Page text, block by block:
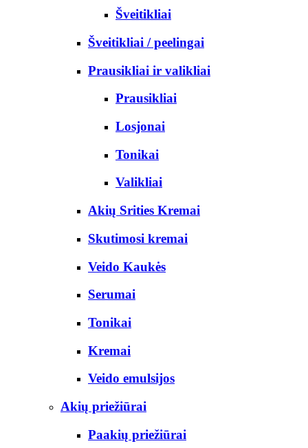
Šveitikliai
Šveitikliai / peelingai
Prausikliai ir valikliai
Prausikliai
Losjonai
Tonikai
Valikliai
Akių Srities Kremai
Skutimosi kremai
Veido Kaukės
Serumai
Tonikai
Kremai
Veido emulsijos
Akių priežiūrai
Paakių priežiūrai